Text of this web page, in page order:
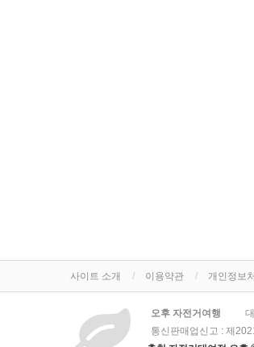
사이트 소개 이용약관 개인정보
오후 자전거여행
통신판매업신고 : 제